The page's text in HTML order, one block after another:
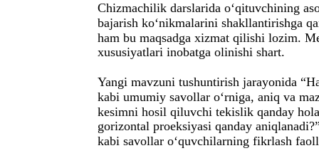
Chizmachilik darslarida o‘qituvchining
bajarish ko‘nikmalarini shakllantirishga
ham bu maqsadga xizmat qilishi lozim.
xususiyatlari inobatga olinishi shart.
Yangi mavzuni tushuntirish jarayonida
kabi umumiy savollar o‘rniga, aniq va
kesimni hosil qiluvchi tekislik qanday
gorizontal proeksiyasi qanday
kabi savollar o‘quvchilarning fikrlash